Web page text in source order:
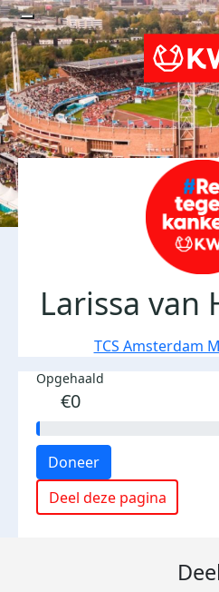
Larissa van
TCS Amsterdam
Opgehaald
€0
Doneer
Deel deze pagina